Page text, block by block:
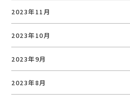
2023年11月
2023年10月
2023年9月
2023年8月